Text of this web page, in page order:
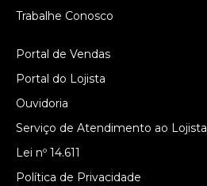
Trabalhe Conosco
Portal de Vendas
Portal do Lojista
Ouvidoria
Serviço de Atendimento ao Lojista
Lei nº 14.611
Política de Privacidade